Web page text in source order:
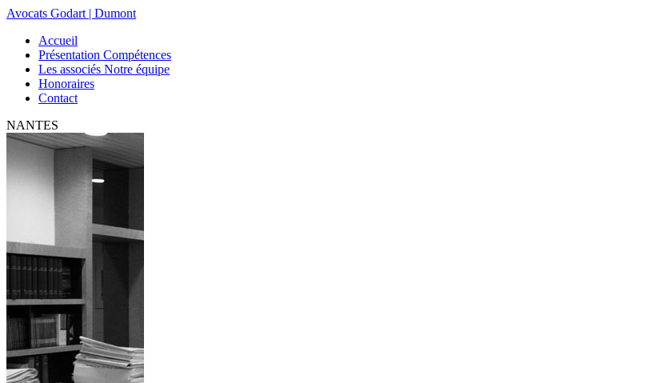
Avocats Godart | Dumont
Accueil
Présentation Compétences
Les associés Notre équipe
Honoraires
Contact
NANTES